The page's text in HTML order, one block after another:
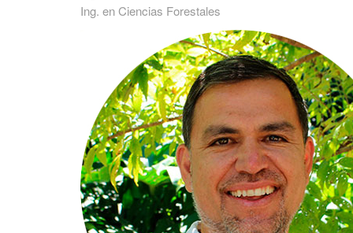
Ing. en Ciencias Forestales